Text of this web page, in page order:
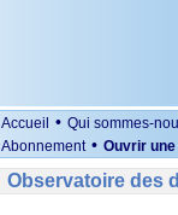
Accueil • Qui sommes-
Abonnement • Ouvrir
Observatoire des